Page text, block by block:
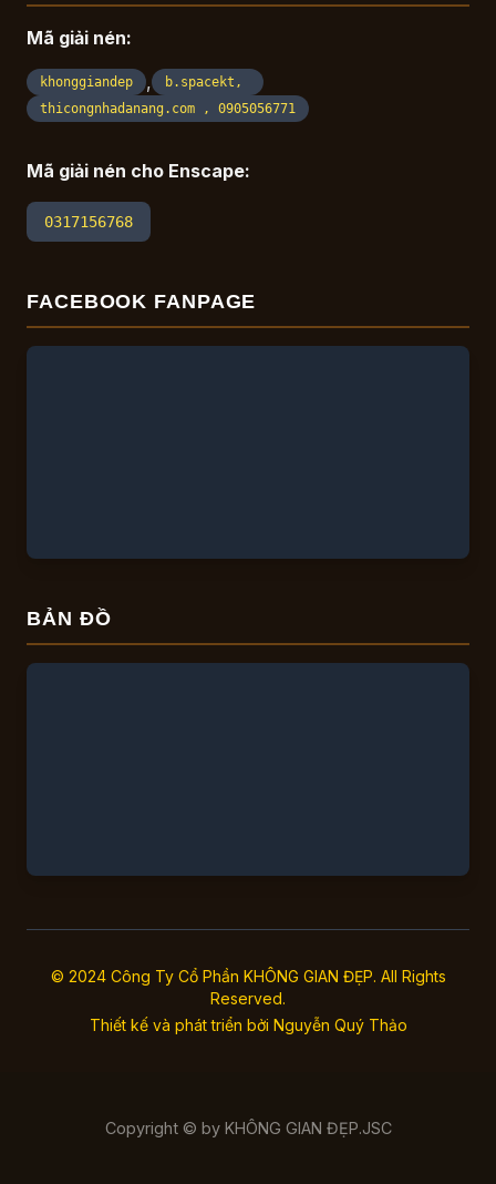
Mã giải nén:
khonggiandep ,
b.spacekt,
thicongnhadanang.com , 0905056771
Mã giải nén cho Enscape:
0317156768
FACEBOOK FANPAGE
BẢN ĐỒ
© 2024 Công Ty Cổ Phần KHÔNG GIAN ĐẸP. All Rights
Reserved.
Thiết kế và phát triển bởi Nguyễn Quý Thảo
Copyright © by KHÔNG GIAN ĐẸP.JSC